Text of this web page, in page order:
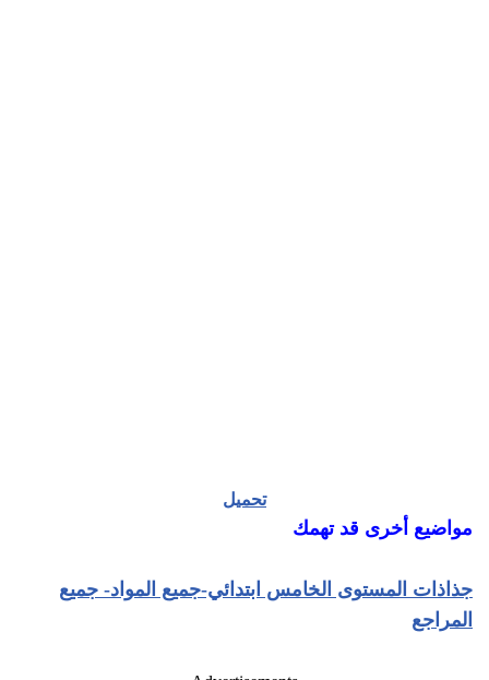
تحميل
مواضيع أخرى قد تهمك
جذاذات المستوى الخامس ابتدائي-جميع المواد- جميع
المراجع